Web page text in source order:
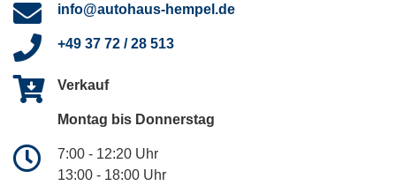
info@autohaus-hempel.de
+49 37 72 / 28 513
Verkauf
Montag bis Donnerstag
7:00 - 12:20 Uhr
13:00 - 18:00 Uhr